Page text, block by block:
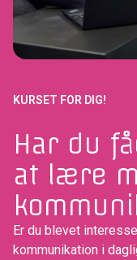
KURSET FOR DIG!
Har du
at lære
Er du blevet
kommunikation i